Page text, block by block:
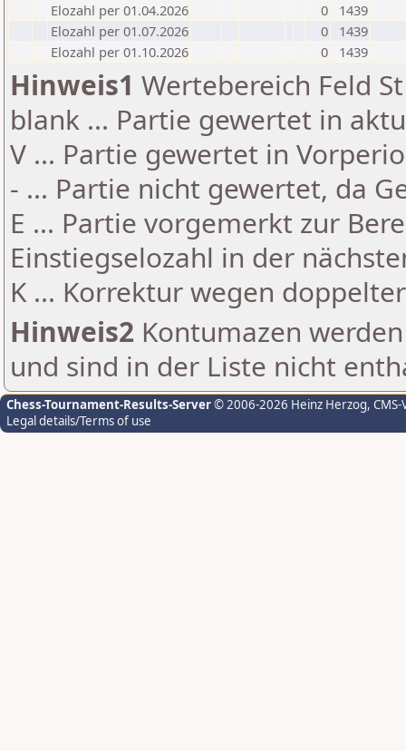
Elozahl per 01.04.2026
0
1439
Elozahl per 01.07.2026
0
1439
Elozahl per 01.10.2026
0 1439
Hinweis1 Wertebereich Feld
blank ... Partie gewertet in
V ... Partie gewertet in
- ... Partie nicht gewertet, da
E ... Partie vorgemerkt zur
Einstiegselozahl in der
K ... Korrektur wegen
Hinweis2 Kontumazen
und sind in der Liste nicht
Chess-Tournament-Results-Server© 2006-2026 Heinz Herzog,
Legal details/Terms of use